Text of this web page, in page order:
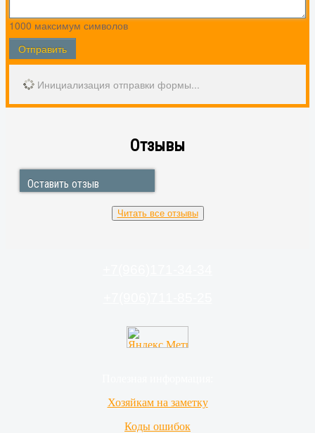
1000максимум символов
Отправить
Инициализация отправки формы...
Отзывы
Вышла из строя посудомоечная машина candy trio.
быстро починить и в чьей работе я была бы
Оставить отзыв
Читать все отзывы
Хозяйкам на заметку
Коды ошибок